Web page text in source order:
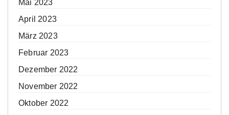
Mai 2023
April 2023
März 2023
Februar 2023
Dezember 2022
November 2022
Oktober 2022